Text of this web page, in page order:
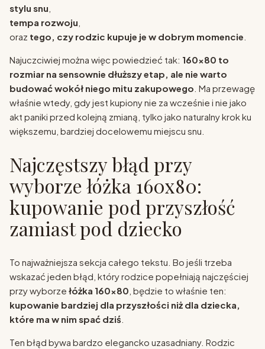
stylu snu
tempa rozwoju
oraz tego, czy rodzic kupuje je w dobrym momencie
Najuczciwiej można więc powiedzieć tak: 160x80 to
rozmiar na sensownie dłuższy etap, ale nie warto
budować wokół niego mitu zakupowego . Ma przewagę
właśnie wtedy, gdy jest kupiony nie za wcześnie i nie jako
akt paniki przed kolejną zmianą, tylko jako naturalny krok ku
większemu, bardziej docelowemu miejscu snu.
Najczęstszy błąd przy
wyborze łóżka 160x80:
kupowanie pod przyszłość
zamiast pod dziecko
To najważniejsza sekcja całego tekstu. Bo jeśli trzeba
wskazać jeden błąd, który rodzice popełniają najczęściej
przy wyborze łóżka 160x80 , będzie to właśnie ten:
kupowanie bardziej dla przyszłości niż dla dziecka,
które ma w nim spać dziś
Ten błąd bywa bardzo elegancko uzasadniany. Rodzic